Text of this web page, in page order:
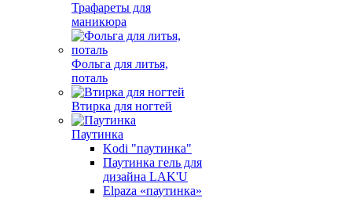
Трафареты для
маникюра
Фольга для литья,
поталь
Втирка для ногтей
Паутинка
Kodi "паутинка"
Паутинка гель для
дизайна LAK'U
Elpaza «паутинка»